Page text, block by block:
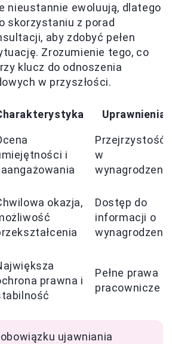
nieustannie ewoluują, dlatego
skorzystaniu z porad
aby zdobyć pełen
Zrozumienie tego, co
klucz do odnoszenia
w przyszłości.
Uprawnienia
i
Przejrzystość
w
wynagrodzeniu
okazja,
Dostęp do
informacji o
wynagrodzeniu
prawna i
Pełne prawa
pracownicze
ujawniania